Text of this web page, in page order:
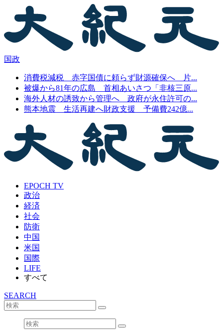
国政
消費税減税 赤字国債に頼らず財源確保へ 片...
被爆から81年の広島 首相あいさつ「非核三原...
海外人材の誘致から管理へ 政府が永住許可の...
熊本地震 生活再建へ財政支援 予備費242億...
EPOCH TV
政治
経済
社会
防衛
中国
米国
国際
LIFE
すべて
SEARCH